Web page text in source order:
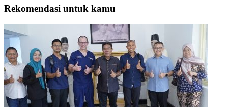
Rekomendasi untuk kamu